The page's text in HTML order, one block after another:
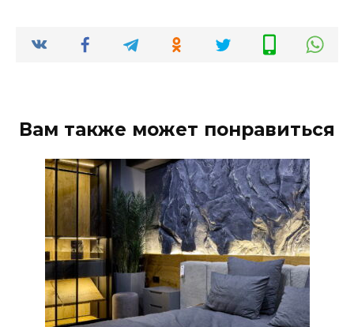
Вам также может понравиться